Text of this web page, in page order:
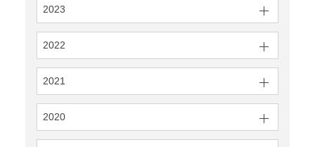
2023
2022
2021
2020